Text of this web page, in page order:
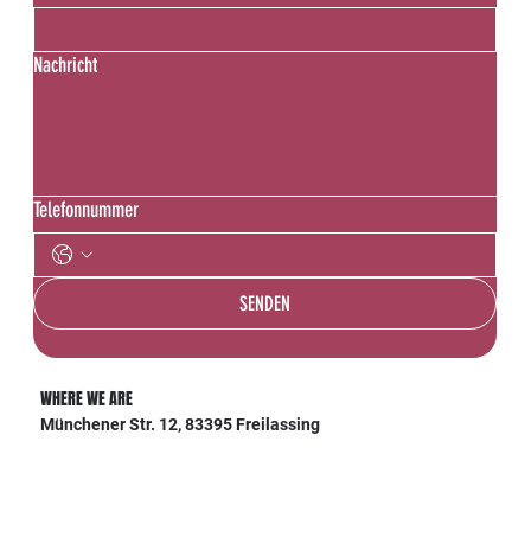
Nachricht
Telefonnummer
SENDEN
WHERE WE ARE
Münchener Str. 12, 83395 Freilassing